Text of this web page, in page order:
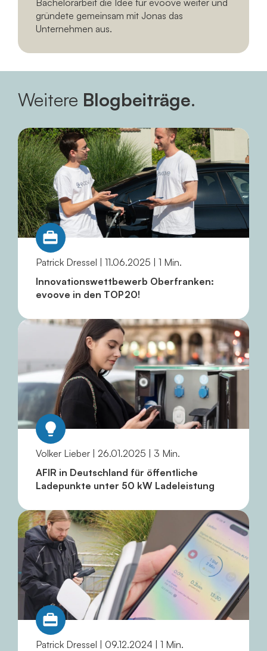
gründete gemeinsam mit Jonas das
Unternehmen aus.
Weitere Blogbeiträge.
Patrick Dressel | 11.06.2025 | 1 Min.
Innovationswettbewerb Oberfranken:
evoove in den TOP 20!
Volker Lieber | 26.01.2025 | 3 Min.
AFIR in Deutschland für öffentliche
Ladepunkte unter 50 kW Ladeleistung
Patrick Dressel | 09.12.2024 | 1 Min.